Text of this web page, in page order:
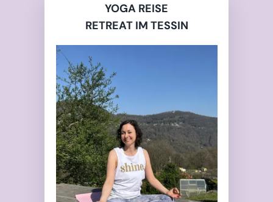
YOGA REISE
RETREAT IM TESSIN